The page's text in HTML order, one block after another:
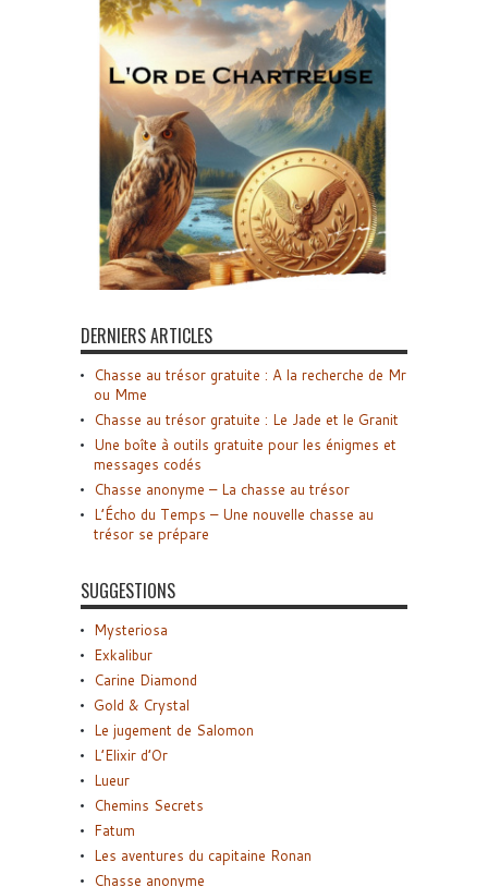
DERNIERS ARTICLES
Chasse au trésor gratuite : A la recherche de Mr
ou Mme
Chasse au trésor gratuite : Le Jade et le Granit
Une boîte à outils gratuite pour les énigmes et
messages codés
Chasse anonyme – La chasse au trésor
L’Écho du Temps – Une nouvelle chasse au
trésor se prépare
SUGGESTIONS
Mysteriosa
Exkalibur
Carine Diamond
Gold & Crystal
Le jugement de Salomon
L’Elixir d’Or
Lueur
Chemins Secrets
Fatum
Les aventures du capitaine Ronan
Chasse anonyme